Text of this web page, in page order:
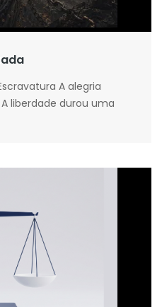
A alegria
liberdade durou uma